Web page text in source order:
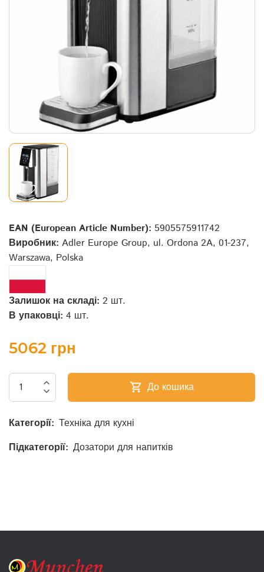
EAN (European Article Number): 5905575911742
Виробник: Adler Europe Group, ul. Ordona 2A, 01-237,
Warszawa, Polska
Залишок на складі: 2 шт.
В упаковці: 4 шт.
5062 грн
expand_less
expand_more shopping_cart До кошика
Категорії: Техніка для кухні
Підкатегорії: Дозатори для напитків